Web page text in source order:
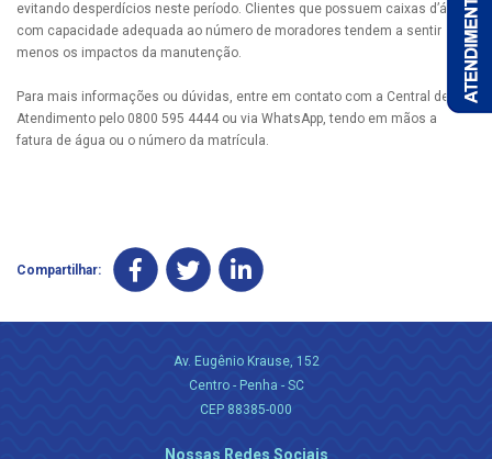
evitando desperdícios neste período. Clientes que possuem caixas d’água
com capacidade adequada ao número de moradores tendem a sentir
menos os impactos da manutenção.
Para mais informações ou dúvidas, entre em contato com a Central de
Atendimento pelo 0800 595 4444 ou via WhatsApp, tendo em mãos a
fatura de água ou o número da matrícula.
Compartilhar:
Av. Eugênio Krause, 152
Centro - Penha - SC
CEP 88385-000
Nossas Redes Sociais